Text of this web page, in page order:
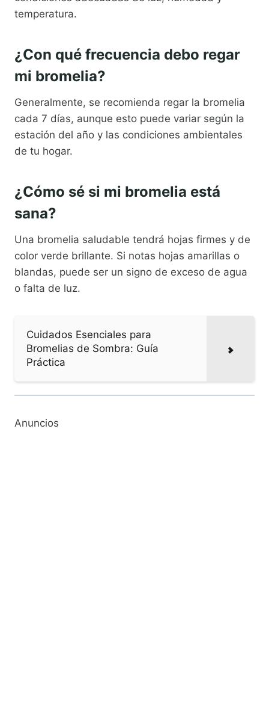
temperatura.
¿Con qué frecuencia debo regar
mi bromelia?
Generalmente, se recomienda regar la bromelia
cada 7 días, aunque esto puede variar según la
estación del año y las condiciones ambientales
de tu hogar.
¿Cómo sé si mi bromelia está
sana?
Una bromelia saludable tendrá hojas firmes y de
color verde brillante. Si notas hojas amarillas o
blandas, puede ser un signo de exceso de agua
o falta de luz.
Cuidados Esenciales para
Bromelias de Sombra: Guía
Práctica
Anuncios